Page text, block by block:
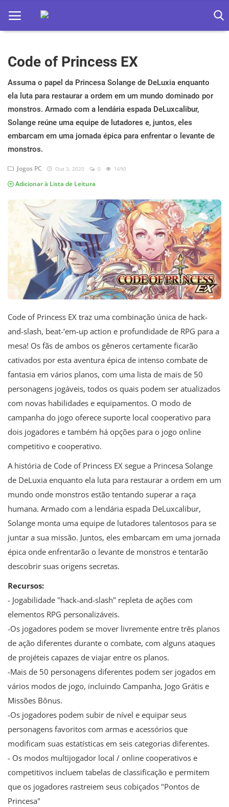
Home
Apps
Ebooks
Games
Web
Música
Code of Princess EX
Assuma o papel da Princesa Solange de DeLuxia enquanto
ela luta para restaurar a ordem em um mundo dominado por
monstros. Armado com a lendária espada DeLuxcalibur,
Solange reúne uma equipe de lutadores e, juntos, eles
embarcam em uma jornada épica para enfrentar o levante de
monstros.
Jogos PC Out 3, 2020 0 1690
Adicionar à Lista de Leitura
Code of Princess EX traz uma combinação única de hack-
and-slash, beat-‘em-up action e profundidade de RPG para a
mesa! Os fãs de ambos os gêneros certamente ficarão
cativados por esta aventura épica de intenso combate de
fantasia em vários planos, com uma lista de mais de 50
personagens jogáveis, todos os quais podem ser atualizados
com novas habilidades e equipamentos. O modo de
campanha do jogo oferece suporte local cooperativo para
dois jogadores e também há opções para o jogo online
competitivo e cooperativo.
A história de Code of Princess EX segue a Princesa Solange
de DeLuxia enquanto ela luta para restaurar a ordem em um
mundo onde monstros estão tentando superar a raça
humana. Armado com a lendária espada DeLuxcalibur,
Solange monta uma equipe de lutadores talentosos para se
juntar a sua missão. Juntos, eles embarcam em uma jornada
épica onde enfrentarão o levante de monstros e tentarão
descobrir suas origens secretas.
Recursos:
- Jogabilidade "hack-and-slash" repleta de ações com
elementos RPG personalizáveis.
-Os jogadores podem se mover livremente entre três planos
de ação diferentes durante o combate, com alguns ataques
de projéteis capazes de viajar entre os planos.
-Mais de 50 personagens diferentes podem ser jogados em
vários modos de jogo, incluindo Campanha, Jogo Grátis e
Missões Bônus.
-Os jogadores podem subir de nível e equipar seus
personagens favoritos com armas e acessórios que
modificam suas estatísticas em seis categorias diferentes.
- Os modos multijogador local / online cooperativos e
competitivos incluem tabelas de classificação e permitem
que os jogadores rastreiem seus cobiçados "Pontos de
Princesa"